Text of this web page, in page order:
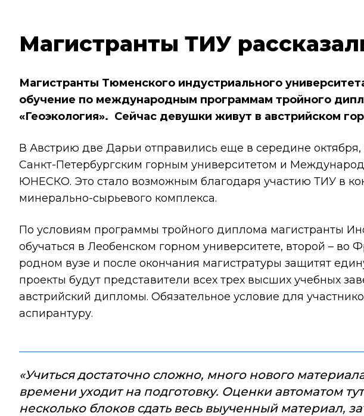
Магистранты ТИУ
Магистранты Тюменского индустриального
обучение по международным программам тройного
«Геоэкология». Сейчас девушки живут в австрийском
В Австрию две Дарьи отправились еще в середине
Санкт-Петербургским горным университетом и
ЮНЕСКО. Это стало возможным благодаря участию ТИУ в
минерально-сырьевого комплекса.
По условиям программы тройного диплома магистранты
обучаться в Леобенском горном университете, второй –
родном вузе и после окончания магистратуры защитят
проекты будут представители всех трех высших учебных
австрийский дипломы. Обязательное условие для
аспирантуру.
«Учиться достаточно сложно, много нового
времени уходит на подготовку. Оценки автоматом
несколько блоков сдать весь выученный материал,